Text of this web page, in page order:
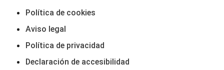
Política de cookies
Aviso legal
Política de privacidad
Declaración de accesibilidad